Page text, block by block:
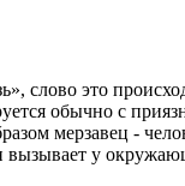
слово это
обычно с
мерзавец -
вызывает у